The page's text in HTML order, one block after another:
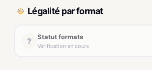
Légalité par format
? Statut formats
Vérification en cours